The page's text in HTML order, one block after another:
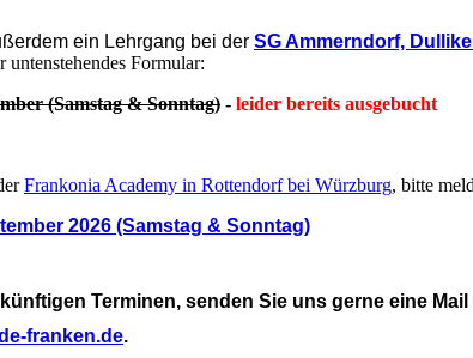
ein Lehrgang bei der SG Ammerndorf,
Formular:
(Samstag & Sonntag) - leider bereits ausgebucht
Frankonia Academy in Rottendorf bei Würzburg, bitte
2026 (Samstag & Sonntag)
Terminen, senden Sie uns gerne eine Mail
franken.de.